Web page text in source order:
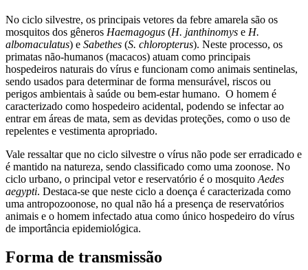
No ciclo silvestre, os principais vetores da febre amarela são os
mosquitos dos gêneros Haemagogus (H. janthinomys e H.
albomaculatus) e Sabethes (S. chloropterus). Neste processo, os
primatas não-humanos (macacos) atuam como principais
hospedeiros naturais do vírus e funcionam como animais sentinelas,
sendo usados para determinar de forma mensurável, riscos ou
perigos ambientais à saúde ou bem-estar humano. O homem é
caracterizado como hospedeiro acidental, podendo se infectar ao
entrar em áreas de mata, sem as devidas proteções, como o uso de
repelentes e vestimenta apropriado.
Vale ressaltar que no ciclo silvestre o vírus não pode ser erradicado e
é mantido na natureza, sendo classificado como uma zoonose. No
ciclo urbano, o principal vetor e reservatório é o mosquito Aedes
aegypti. Destaca-se que neste ciclo a doença é caracterizada como
uma antropozoonose, no qual não há a presença de reservatórios
animais e o homem infectado atua como único hospedeiro do vírus
de importância epidemiológica.
Forma de transmissão